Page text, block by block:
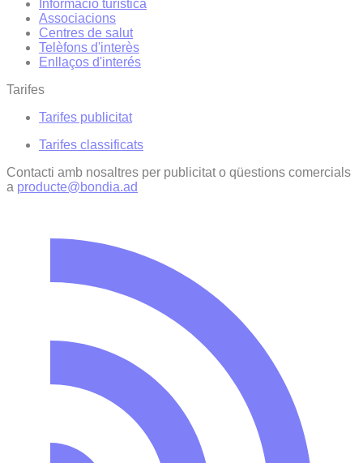
Informació turística
Associacions
Centres de salut
Telèfons d'interès
Enllaços d'interés
Tarifes
Tarifes publicitat
Tarifes classificats
Contacti amb nosaltres per publicitat o qüestions comercials
a producte@bondia.ad